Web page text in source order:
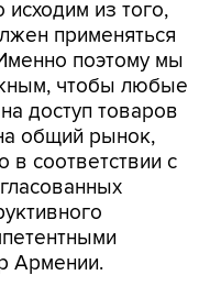
из того,
применяться
поэтому мы
чтобы любые
доступ товаров
общий рынок,
в соответствии с
Армении.